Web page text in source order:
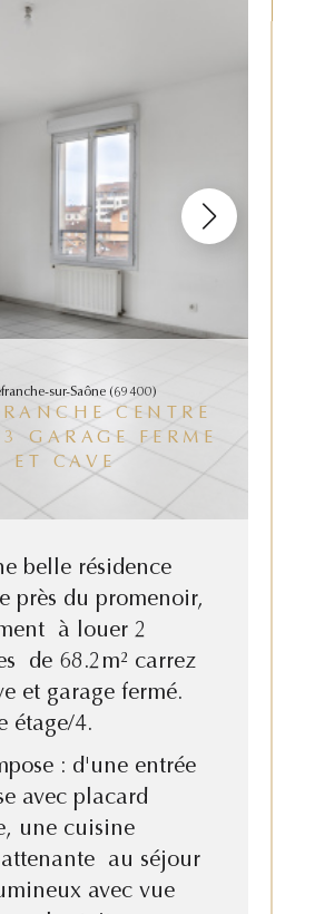
sur-Saône (69400)
CENTRE
GARAGE FERME
ET CAVE
belle résidence
près du promenoir,
à louer 2
de 68.2m² carrez
et garage fermé.
étage/4.
: d'une entrée
avec placard
une cuisine
attenante au séjour
avec vue